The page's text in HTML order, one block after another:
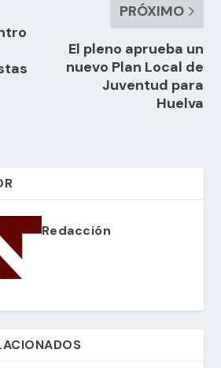
PRÓXIMO
El pleno aprueba un
nuevo Plan Local de
Juventud para
Huelva
Redacción